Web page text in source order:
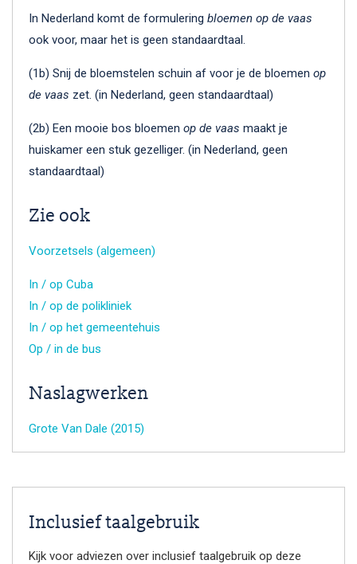
In Nederland komt de formulering bloemen op de vaas
ook voor, maar het is geen standaardtaal.
(1b) Snij de bloemstelen schuin af voor je de bloemen op
de vaas zet. (in Nederland, geen standaardtaal)
(2b) Een mooie bos bloemen op de vaas maakt je
huiskamer een stuk gezelliger. (in Nederland, geen
standaardtaal)
Zie ook
Voorzetsels (algemeen)
In / op Cuba
In / op de polikliniek
In / op het gemeentehuis
Op / in de bus
Naslagwerken
Grote Van Dale (2015)
Inclusief taalgebruik
Kijk voor adviezen over inclusief taalgebruik op deze